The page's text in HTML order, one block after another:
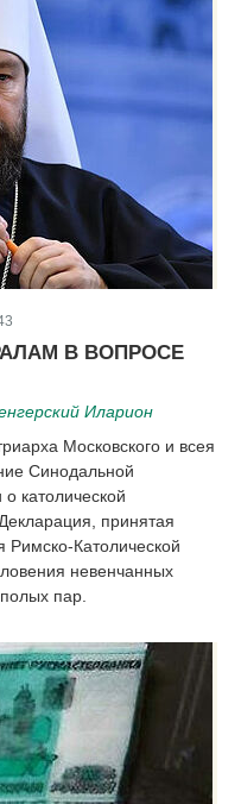
В ВОПРОСЕ
Иларион
Московского и всея
Синодальной
католической
принятая
Римско-Католической
невенчанных
пар.